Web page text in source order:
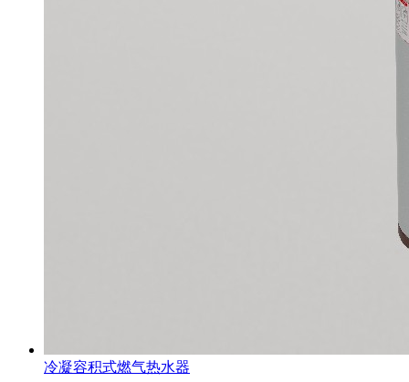
冷凝容积式燃气热水器